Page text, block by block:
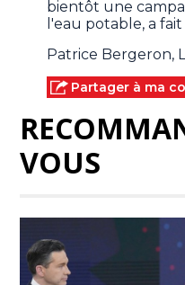
bientôt une
l'eau potable, a
Patrice Bergeron,
Partager à ma
VOUS